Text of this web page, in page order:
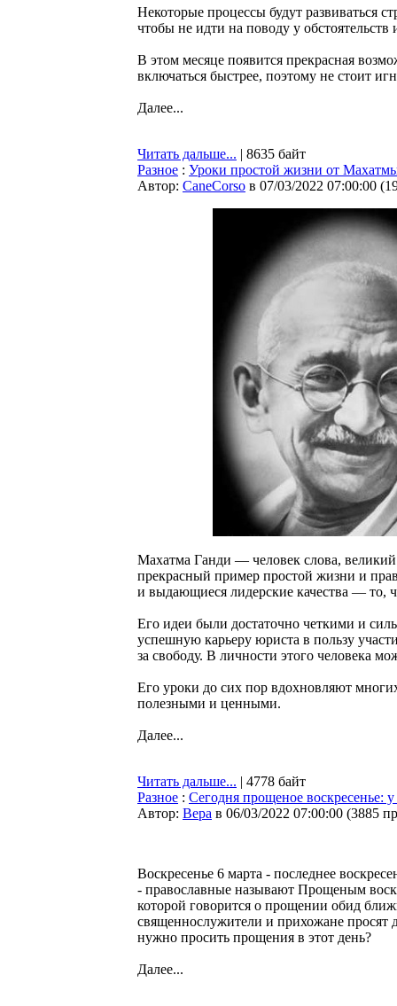
Некоторые процессы будут развиваться
чтобы не идти на поводу у
В этом месяце появится прекрасная
включаться быстрее, поэтому не стоит
Далее...
Читать дальше... | 8635 байт
Разное : Уроки простой жизни от
Автор: CaneCorso в 07/03/2022 07:00:00 (
Махатма Ганди — человек слова,
прекрасный пример простой жизни и
и выдающиеся лидерские качества — то,
Его идеи были достаточно четкими и
успешную карьеру юриста в пользу
за свободу. В личности этого человека
Его уроки до сих пор вдохновляют
полезными и ценными.
Далее...
Читать дальше... | 4778 байт
Разное : Сегодня прощеное воскресенье:
Автор: Bepa в 06/03/2022 07:00:00 (3885
Воскресенье 6 марта - последнее
- православные называют Прощеным
которой говорится о прощении обид
священнослужители и прихожане просят
нужно просить прощения в этот день?
Далее...